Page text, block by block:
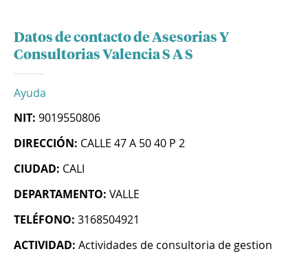
Datos de contacto de Asesorias Y
Consultorias Valencia S A S
Ayuda
NIT: 9019550806
DIRECCIÓN: CALLE 47 A 50 40 P 2
CIUDAD: CALI
DEPARTAMENTO: VALLE
TELÉFONO: 3168504921
ACTIVIDAD: Actividades de consultoria de gestion